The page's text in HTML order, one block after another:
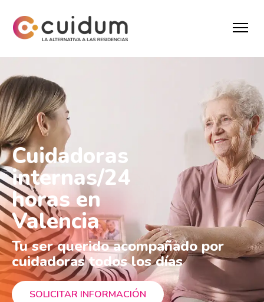
Cuidadoras
internas/24
horas en
Valencia
Tu ser querido acompañado por
cuidadoras todos los días
SOLICITAR INFORMACIÓN